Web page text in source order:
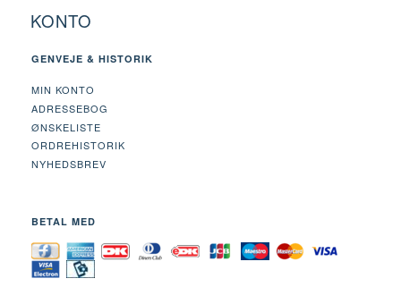
KONTO
GENVEJE & HISTORIK
MIN KONTO
ADRESSEBOG
ØNSKELISTE
ORDREHISTORIK
NYHEDSBREV
BETAL MED